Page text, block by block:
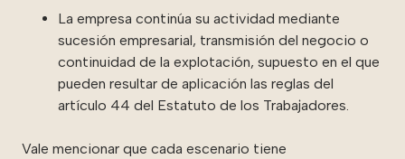
La empresa continúa su actividad mediante
sucesión empresarial, transmisión del negocio o
continuidad de la explotación, supuesto en el que
pueden resultar de aplicación las reglas del
artículo 44 del Estatuto de los Trabajadores.
Vale mencionar que cada escenario tiene